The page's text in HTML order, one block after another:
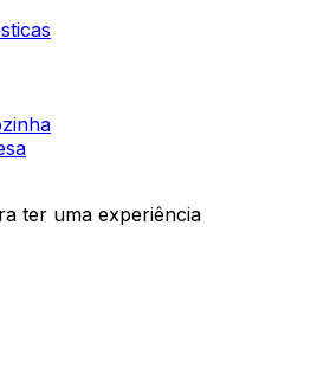
ter uma experiência